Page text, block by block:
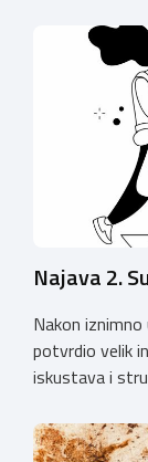
Najava 2.
Nakon
potvrdio velik
iskustava i
održati 12.